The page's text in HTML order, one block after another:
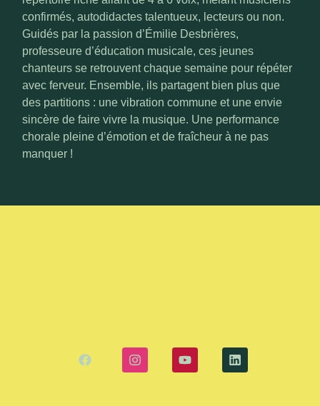
confirmés, autodidactes talentueux, lecteurs ou non.
Guidés par la passion d’Émilie Desbrières,
professeure d’éducation musicale, ces jeunes
chanteurs se retrouvent chaque semaine pour répéter
avec ferveur. Ensemble, ils partagent bien plus que
des partitions : une vibration commune et une envie
sincère de faire vivre la musique. Une performance
chorale pleine d’émotion et de fraîcheur à ne pas
manquer !